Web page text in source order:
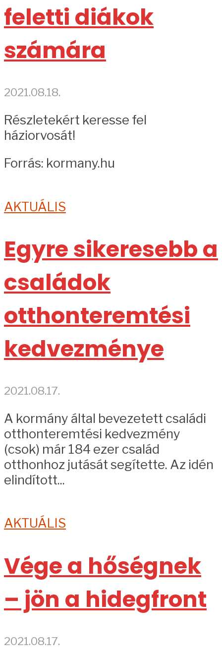
feletti diákok
számára
2021.08.18.
Részletekért keresse fel
háziorvosát!
Forrás: kormany.hu
AKTUÁLIS
Egyre sikeresebb a
családok
otthonteremtési
kedvezménye
2021.08.17.
A kormány által bevezetett családi
otthonteremtési kedvezmény
(csok) már 184 ezer család
otthonhoz jutását segítette. Az idén
elindított...
AKTUÁLIS
Vége a hőségnek
– jön a hidegfront
2021.08.17.